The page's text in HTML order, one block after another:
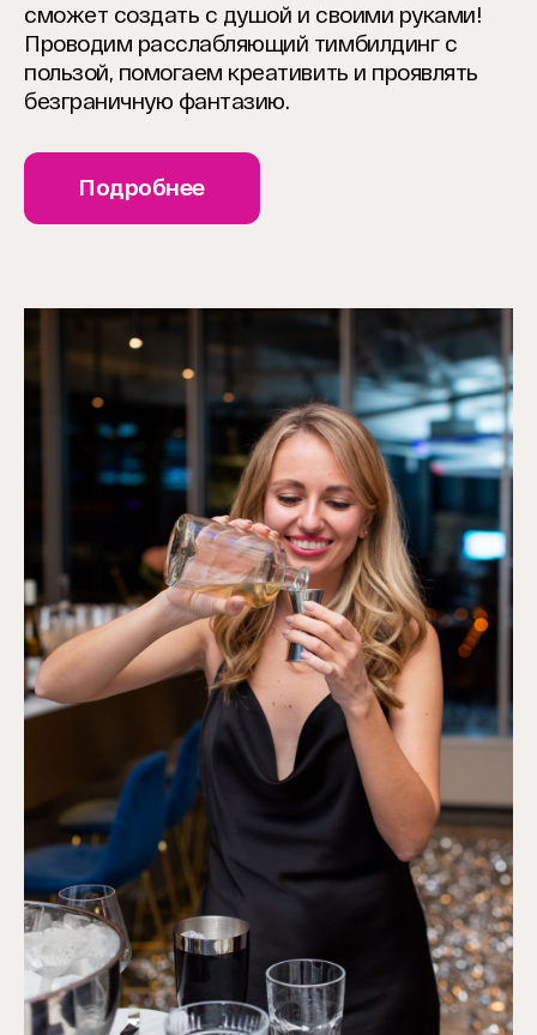
сможет создать с душой и своими руками!
Проводим расслабляющий тимбилдинг с
пользой, помогаем креативить и проявлять
безграничную фантазию.
Подробнее